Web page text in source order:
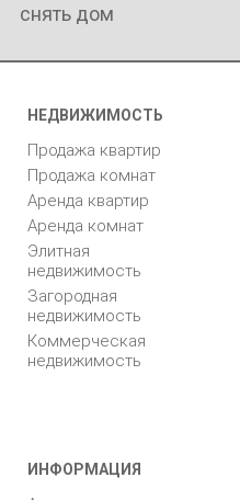
снять дом
НЕДВИЖИМОСТЬ
Продажа квартир
Продажа комнат
Аренда квартир
Аренда комнат
Элитная
недвижимость
Загородная
недвижимость
Коммерческая
недвижимость
ИНФОРМАЦИЯ